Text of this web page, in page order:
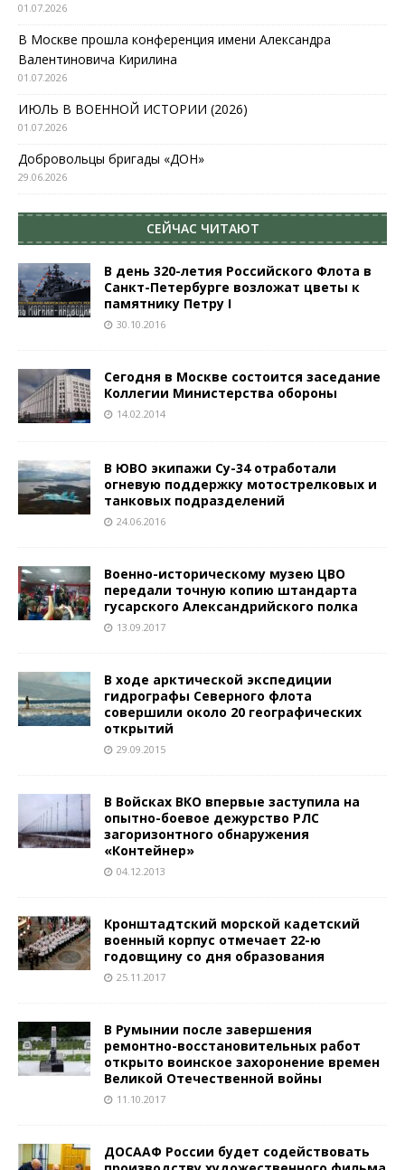
01.07.2026
В Москве прошла конференция имени Александра
Валентиновича Кирилина
01.07.2026
ИЮЛЬ В ВОЕННОЙ ИСТОРИИ (2026)
01.07.2026
Добровольцы бригады «ДОН»
29.06.2026
СЕЙЧАС ЧИТАЮТ
В день 320-летия Российского Флота в
Санкт-Петербурге возложат цветы к
памятнику Петру I
30.10.2016
Сегодня в Москве состоится заседание
Коллегии Министерства обороны
14.02.2014
В ЮВО экипажи Су-34 отработали
огневую поддержку мотострелковых и
танковых подразделений
24.06.2016
Военно-историческому музею ЦВО
передали точную копию штандарта
гусарского Александрийского полка
13.09.2017
В ходе арктической экспедиции
гидрографы Северного флота
совершили около 20 географических
открытий
29.09.2015
В Войсках ВКО впервые заступила на
опытно-боевое дежурство РЛС
загоризонтного обнаружения
«Контейнер»
04.12.2013
Кронштадтский морской кадетский
военный корпус отмечает 22-ю
годовщину со дня образования
25.11.2017
В Румынии после завершения
ремонтно-восстановительных работ
открыто воинское захоронение времен
Великой Отечественной войны
11.10.2017
ДОСААФ России будет содействовать